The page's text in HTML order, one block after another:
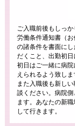
ご入職前後もしっか
労働条件通知書（
の諸条件を書面に
だくこと、出勤初
初日はご一緒に病
えられるよう致しま
また入職後も新し
談ください。病院
ます。あなたの新
して行きます。